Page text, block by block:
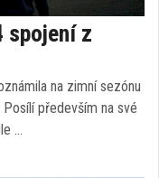
spojení z
na zimní sezónu
především na své
…